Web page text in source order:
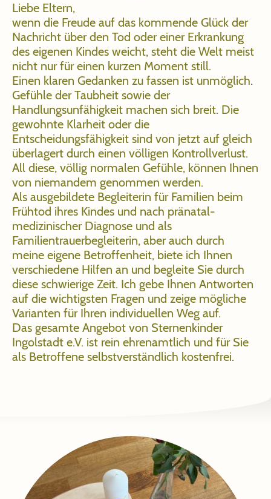
Liebe Eltern,
wenn die Freude auf das kommende Glück der
Nachricht über den Tod oder einer Erkrankung
des eigenen Kindes weicht, steht die Welt meist
nicht nur für einen kurzen Moment still.
Einen klaren Gedanken zu fassen ist unmöglich.
Gefühle der Taubheit sowie der
Handlungsunfähigkeit machen sich breit. Die
gewohnte Klarheit oder die
Entscheidungsfähigkeit sind von jetzt auf gleich
überlagert durch einen völligen Kontrollverlust.
All diese, völlig normalen Gefühle, können Ihnen
von niemandem genommen werden.
Als ausgebildete Begleiterin für Familien beim
Frühtod ihres Kindes und nach pränatal-
medizinischer Diagnose und als
Familientrauerbegleiterin, aber auch durch
meine eigene Betroffenheit, biete ich Ihnen
verschiedene Hilfen an und begleite Sie durch
diese schwierige Zeit. Ich gebe Ihnen Antworten
auf die wichtigsten Fragen und zeige mögliche
Varianten für Ihren individuellen Weg auf.
Das gesamte Angebot von Sternenkinder
Ingolstadt e.V. ist rein ehrenamtlich und für Sie
als Betroffene selbstverständlich kostenfrei.